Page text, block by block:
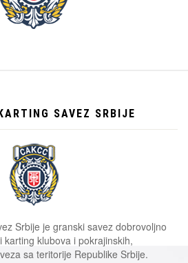
SAVEZ SRBIJE
Srbije je granski savez dobrovoljno
klubova i pokrajinskih,
sa teritorije Republike Srbije.